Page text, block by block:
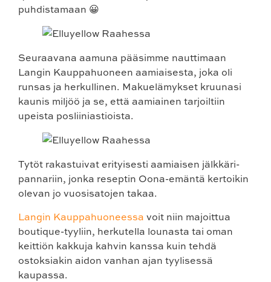
puhdistamaan 😀
Seuraavana aamuna pääsimme nauttimaan
Langin Kauppahuoneen aamiaisesta, joka oli
runsas ja herkullinen. Makuelämykset kruunasi
kaunis miljöö ja se, että aamiainen tarjoiltiin
upeista posliiniastioista.
Tytöt rakastuivat erityisesti aamiaisen jälkkäri-
pannariin, jonka reseptin Oona-emäntä kertoikin
olevan jo vuosisatojen takaa.
Langin Kauppahuoneessa voit niin majoittua
boutique-tyyliin, herkutella lounasta tai oman
keittiön kakkuja kahvin kanssa kuin tehdä
ostoksiakin aidon vanhan ajan tyylisessä
kaupassa.